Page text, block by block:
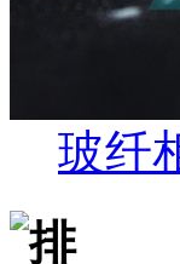
玻纤